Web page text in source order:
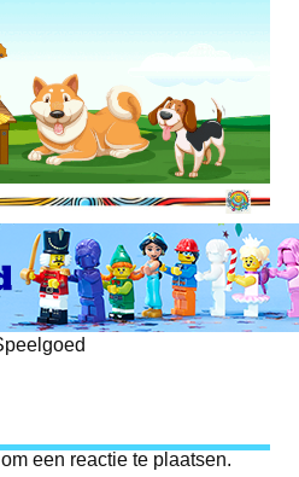
om een reactie te plaatsen.